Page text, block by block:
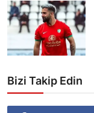
Bizi Takip Edin